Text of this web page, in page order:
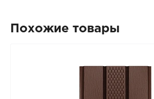
Похожие товары